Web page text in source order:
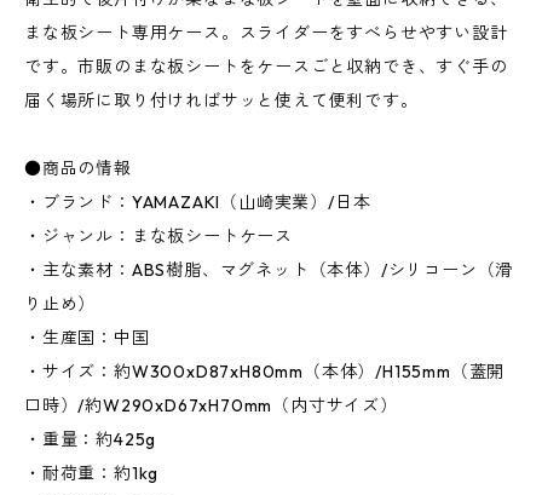
まな板シート専用ケース。スライダーをすべらせやすい設計
です。市販のまな板シートをケースごと収納でき、すぐ手の
届く場所に取り付ければサッと使えて便利です。
●商品の情報
・ブランド：YAMAZAKI（山崎実業）/日本
・ジャンル：まな板シートケース
・主な素材：ABS樹脂、マグネット（本体）/シリコーン（滑
り止め）
・生産国：中国
・サイズ：約W300xD87xH80mm（本体）/H155mm（蓋開
口時）/約W290xD67xH70mm（内寸サイズ）
・重量：約425g
・耐荷重：約1kg